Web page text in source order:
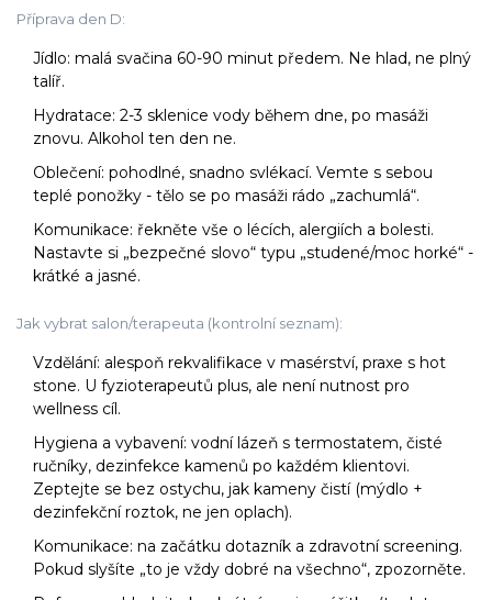
Příprava den D:
Jídlo: malá svačina 60-90 minut předem. Ne hlad, ne plný
talíř.
Hydratace: 2-3 sklenice vody během dne, po masáži
znovu. Alkohol ten den ne.
Oblečení: pohodlné, snadno svlékací. Vemte s sebou
teplé ponožky - tělo se po masáži rádo „zachumlá“.
Komunikace: řekněte vše o lécích, alergiích a bolesti.
Nastavte si „bezpečné slovo“ typu „studené/moc horké“ -
krátké a jasné.
Jak vybrat salon/terapeuta (kontrolní seznam):
Vzdělání: alespoň rekvalifikace v masérství, praxe s hot
stone. U fyzioterapeutů plus, ale není nutnost pro
wellness cíl.
Hygiena a vybavení: vodní lázeň s termostatem, čisté
ručníky, dezinfekce kamenů po každém klientovi.
Zeptejte se bez ostychu, jak kameny čistí (mýdlo +
dezinfekční roztok, ne jen oplach).
Komunikace: na začátku dotazník a zdravotní screening.
Pokud slyšíte „to je vždy dobré na všechno“, zpozorněte.